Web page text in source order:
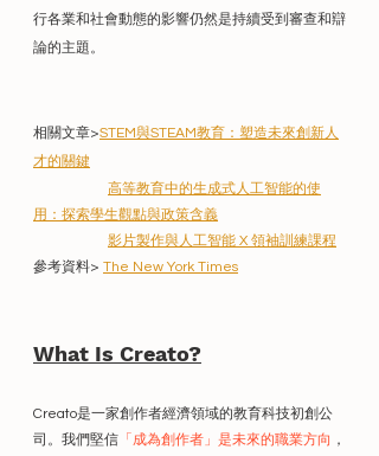
行各業和社會動態的影響仍然是持續受到審查和辯
論的主題。
相關文章>STEM與STEAM教育：塑造未來創新人
才的關鍵
高等教育中的生成式人工智能的使
用：探索學生觀點與政策含義
影片製作與人工智能 X 領袖訓練課程
參考資料> The New York Times
What Is Creato?
Creato是一家創作者經濟領域的教育科技初創公
司。我們堅信 「成為創作者」是未來的職業方向 ，